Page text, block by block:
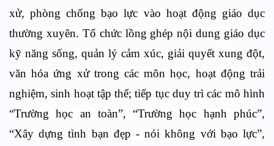
xử, phòng chống bạo lực vào hoạt động giáo dục
thường xuyên. Tổ chức lồng ghép nội dung giáo dục
kỹ năng sống, quản lý cảm xúc, giải quyết xung đột,
văn hóa ứng xử trong các môn học, hoạt động trải
nghiệm, sinh hoạt tập thể; tiếp tục duy trì các mô hình
“Trường học an toàn”, “Trường học hạnh phúc”,
“Xây dựng tình bạn đẹp - nói không với bạo lực”,